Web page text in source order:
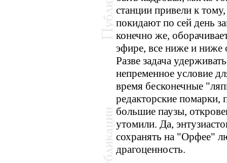
станции привели к
покидают по сей день
конечно же,
эфире, все ниже и ниже
Разве задача
непременное условие
время бесконечные
редакторские помарки,
большие паузы,
утомили. Да,
сохранять на "Орфее"
драгоценность.